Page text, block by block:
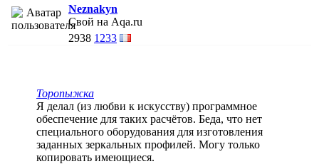
Neznakyn
Свой на Aqa.ru
2938 1233
Торопыжка
Я делал (из любви к искусству) программное
обеспечение для таких расчётов. Беда, что нет
специального оборудования для изготовления
заданных зеркальных профилей. Могу только
копировать имеющиеся.